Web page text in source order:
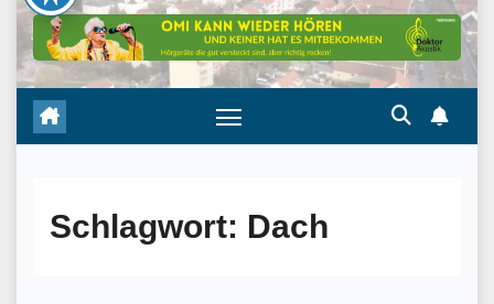
Schlagwort: Dach